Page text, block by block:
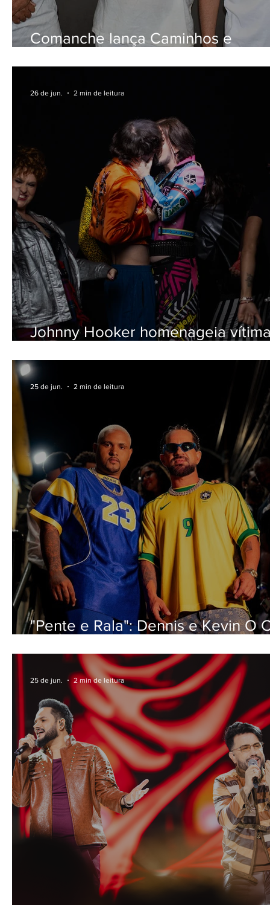
Comanche lança Caminhos e
narrativa sobre fé e superação
Johnny Hooker homenageia
"2 Punks Neon"
26 de jun. 2 min de leitura
"Pente e Rala": Dennis e Kevin O
colaborativo em parceria com MC
25 de jun. 2 min de leitura
25 de jun. 2 min de leitura